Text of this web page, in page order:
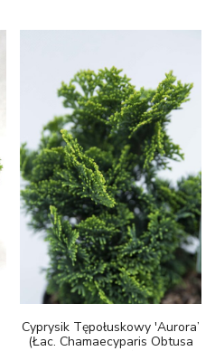
Cyprysik Tępołuskowy 'Aurora’
(łac. Chamaecyparis Obtusa